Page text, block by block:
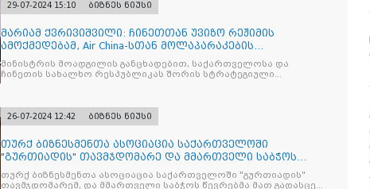
29-07-2024 15:10 ბიზნეს ნიუსი
მარიამ ქვრივიშვილი: ჩინეთთან უვიზო რეჟიმის
ამოქმედებამ, Air China-სთან მოლაპარაკების
წარმატებით დასრულება დააჩქარა
მინისტრის მოადგილის განცხადებით, საქართველოსა და
ჩინეთის სახალხო რესპუბლიკას შორის სტრატეგიული
26-07-2024 12:42 ბიზნეს ნიუსი
თურქ ბიზნესმენთა ასოციაცია საქართველოში
"გურთიადის" თავმჯდომარე და მმართველი საბჭოს
წევრები გაცნობითი ხასიათის შეხვედრაზე ეწვივნენ
საქართველოში თურქეთის საელჩოს ახლადდანიშნულ
თურქ ბიზნესმენთა ასოციაცია საქართველოში "გურთიადის"
თავმჯდომარემ, და მმართველი საბჭოს წევრებმა მათ გადასცეს